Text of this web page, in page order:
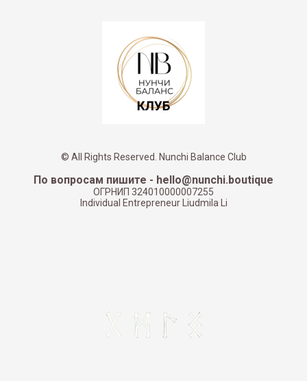
© All Rights Reserved. Nunchi Balance Club
По вопросам пишите - hello@nunchi.boutique
ОГРНИП 324010000007255
Individual Entrepreneur Liudmila Li